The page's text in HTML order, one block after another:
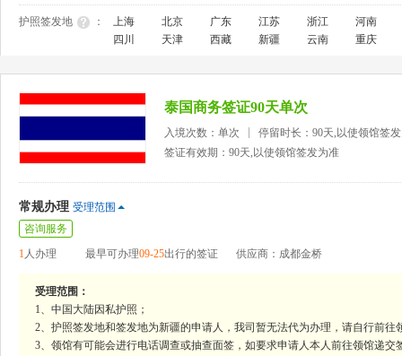
护照签发地 ： 上海 北京 广东 江苏 浙江
河南
四川
天津 西藏 新疆 云南 重庆
泰国商务签证90天单次
入境次数：单次
停留时长：90天,以使领馆签
签证有效期：90天,以使领馆签发为准
常规办理 受理范围
咨询服务
1人办理 最早可办理09-25出行的签证 供应商：成都金桥
受理范围：
1、中国大陆因私护照；
2、护照签发地和签发地为新疆的申请人，我司暂无法代为办理，请自行前往
3、领馆有可能会进行电话调查或抽查面签，如要求申请人本人前往领馆递